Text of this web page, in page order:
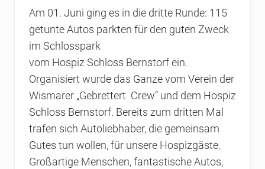
Am 01. Juni ging es in die dritte Runde: 115
getunte Autos parkten für den guten Zweck
im Schlosspark
vom Hospiz Schloss Bernstorf ein.
Organisiert wurde das Ganze vom Verein der
Wismarer „Gebrettert Crew“ und dem Hospiz
Schloss Bernstorf. Bereits zum dritten Mal
trafen sich Autoliebhaber, die gemeinsam
Gutes tun wollen, für unsere Hospizgäste.
Großartige Menschen, fantastische Autos,